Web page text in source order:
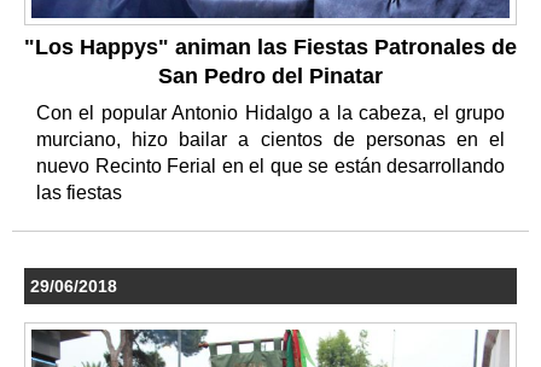
"Los Happys" animan las Fiestas Patronales de
San Pedro del Pinatar
Con el popular Antonio Hidalgo a la cabeza, el grupo
murciano, hizo bailar a cientos de personas en el
nuevo Recinto Ferial en el que se están desarrollando
las fiestas
29/06/2018